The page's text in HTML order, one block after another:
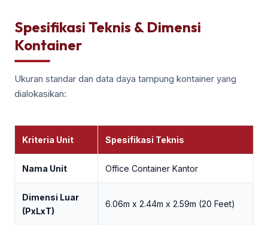
Spesifikasi Teknis & Dimensi
Kontainer
Ukuran standar dan data daya tampung kontainer yang
dialokasikan:
Kriteria Unit Spesifikasi Teknis
Nama Unit Office Container Kantor
Dimensi Luar
(PxLxT)
6.06m x 2.44m x 2.59m (20 Feet)